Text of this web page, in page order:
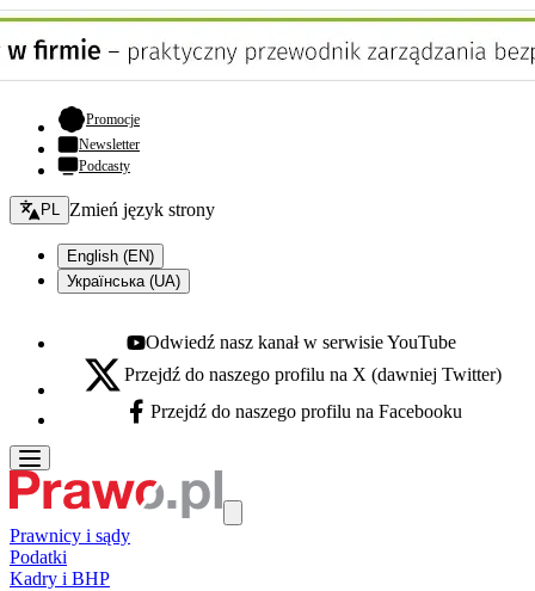
Promocje- otwiera się w nowej karcie
Newsletter
Podcasty
Zmień język - bieżący:
PL Zmień język strony
English (EN)
Українська (UA)
Youtube - otwiera się w nowej karcie
Odwiedź nasz kanał w serwisie YouTube
X - otwiera się w nowej karcie
Przejdź do naszego profilu na X (dawniej Twitter)
Facebook - otwiera się w nowej karcie
Przejdź do naszego profilu na Facebooku
Prawnicy i sądy
Podatki
Kadry i BHP